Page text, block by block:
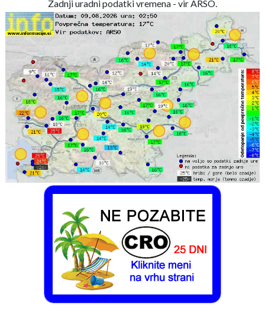
Zadnji uradni podatki vremena - vir ARSO.